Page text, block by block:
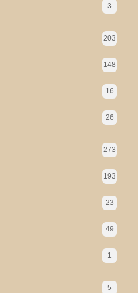
3
203
148
16
26
273
193
23
49
1
5